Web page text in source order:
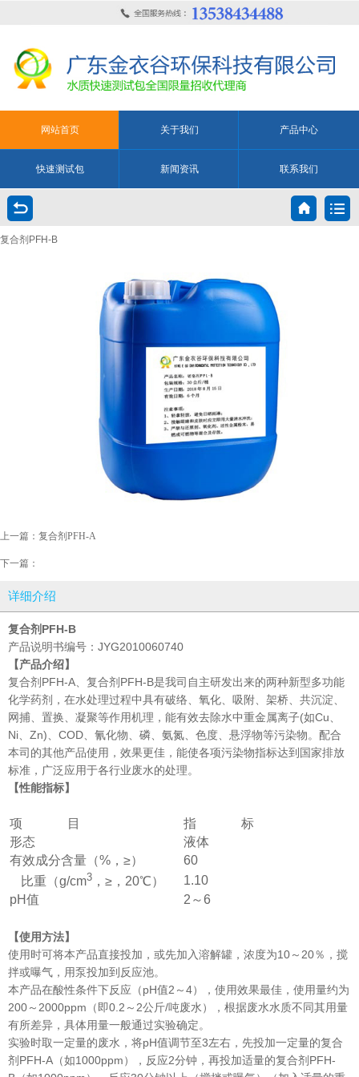
网站首页 关于我们 产品中心
快速测试包 新闻资讯 联系我们
复合剂PFH-B
上一篇： 复合剂PFH-A
下一篇：
详细介绍
复合剂PFH-B
产品说明书编号：JYG2010060740
【产品介绍】
复合剂PFH-A、复合剂PFH-B是我司自主研发出来的两种新型多功能
化学药剂，在水处理过程中具有破络、氧化、吸附、架桥、共沉淀、
网捕、置换、凝聚等作用机理，能有效去除水中重金属离子(如Cu、
Ni、Zn)、COD、氰化物、磷、氨氮、色度、悬浮物等污染物。配合
本司的其他产品使用，效果更佳，能使各项污染物指标达到国家排放
标准，广泛应用于各行业废水的处理。
【性能指标】
项 目
指 标
形态
液体
有效成分含量（%，≥）
60
比重（g/cm3 ，≥，20℃）
1.10
pH值
2～6
【使用方法】
使用时可将本产品直接投加，或先加入溶解罐，浓度为10～20％，搅
拌或曝气，用泵投加到反应池。
本产品在酸性条件下反应（pH值2～4），使用效果最佳，使用量约为
200～2000ppm（即0.2～2公斤/吨废水），根据废水水质不同其用量
有所差异，具体用量一般通过实验确定。
实验时取一定量的废水，将pH值调节至3左右，先投加一定量的复合
剂PFH-A（如1000ppm），反应2分钟，再投加适量的复合剂PFH-